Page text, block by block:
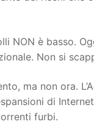
NON è basso.
Non si
ma non ora.
di
furbi.